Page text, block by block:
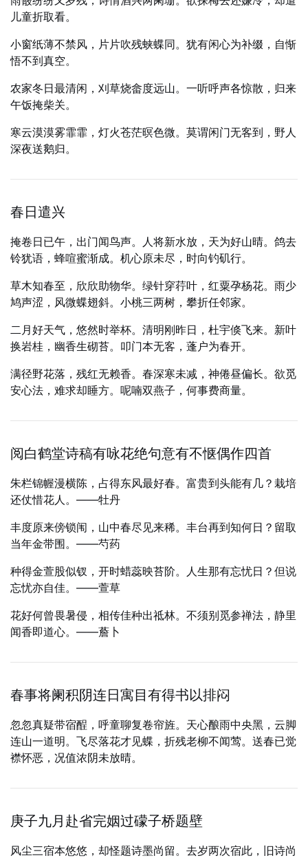
儿童折取看。
小窗纸薄不禁风，片片吹残蛱蝶同。犹有闲心为补缀，自惭
悟不到真空。
农家冬日最清闲，刈草烧畲度远山。一听呼声各惊散，归来
午饭掩柴关。
寒云漠漠雾霏霏，灯火苍茫暝色微。莫谓闲门无客到，野人
深夜送鹅归。
春日遣兴
掩卷日已午，出门闻鸟声。人将新水放，天为好山晴。鸽去
铃犹语，蜂喧蜜渐成。机心原未尽，时向钓矶行。
草木知春至，欣欣助物华。绿针穿荇叶，红粟孕杨花。雨少
鸠声涩，风微蝶翅斜。小桃三两树，攀折任邻家。
二月好天气，悠然时举杯。清明刚昨日，杜宇倏飞来。新叶
换岩桂，幽香生砌苔。叩门本无客，蓬户为春开。
满径野花落，残红无赖香。春深寒未减，神倦昼偏长。欲觅
安心法，难求却睡方。呢喃双燕子，何事费商量。
阅白鹤堂诗稿有咏花绝句意有不惬偶作四首
朱栏锦幄漫横陈，占得东风最好春。富贵到头能有几？栽培
还仗惜花人。——牡丹
丰度原来傍锁闱，山中春尽见来稀。丰台再到知何日？留取
当年金带围。——芍药
种得金萱股似钗，开时蜡蕊映苔阶。人生那有忘忧日？但说
忘忧亦自佳。——萱草
花好何曾畏暑侵，相传佳种出祗林。不须别觅参禅法，静里
闻香即道心。——薝卜
春事将阑积阴连日寓目有得书以排闷
忽忽真疑带宿酲，呼童聊复卷帘旌。天心酿雨中央黑，云脚
连山一道明。飞尽落花才见蝶，折残老柳不闻莺。送春已觉
襟怀恶，况值浓阴未放晴。
庚子九月赴省完姻过礞子桥题壁
风尘三宿本悠悠，却怪题诗墨尚留。去岁两次宿此，旧诗尚